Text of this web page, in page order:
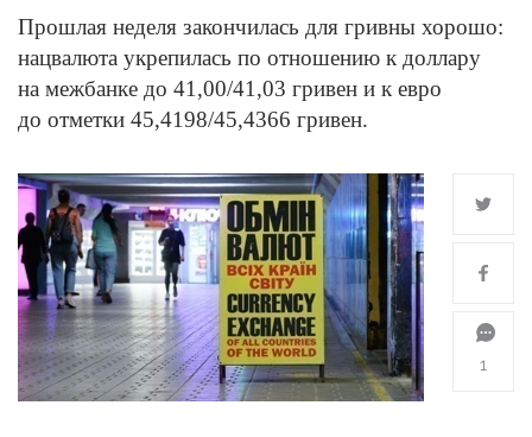
Прошлая неделя закончилась для гривны хорошо:
нацвалюта укрепилась по отношению к доллару
на межбанке до 41,00/41,03 гривен и к евро
до отметки 45,4198/45,4366 гривен.
1